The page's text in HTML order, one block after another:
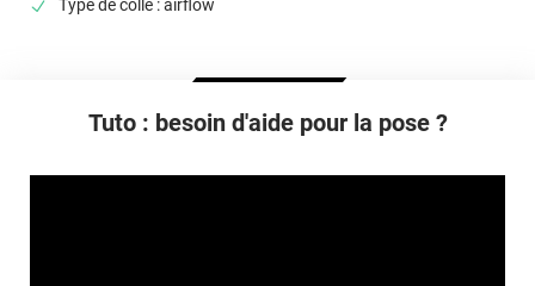
Type de colle : airflow
Tuto : besoin d'aide pour la pose ?